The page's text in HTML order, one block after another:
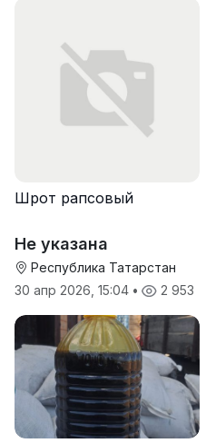
Шрот рапсовый
Не указана
Республика Татарстан
30 апр 2026, 15:04 • 2 953